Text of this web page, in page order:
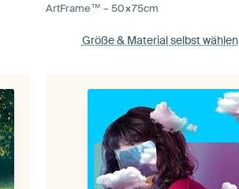
ArtFrame™ –50×75cm
Größe & Material selbst wählen